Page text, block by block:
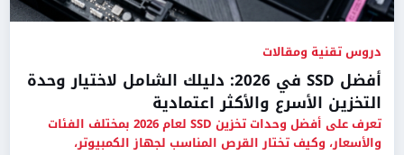
دروس تقنية ومقالات
أفضل SSD في 2026: دليلك الشامل لاختيار وحدة
التخزين الأسرع والأكثر اعتمادية
تعرف على أفضل وحدات تخزين SSD لعام 2026 بمختلف الفئات
والأسعار، وكيف تختار القرص المناسب لجهاز الكمبيوتر،